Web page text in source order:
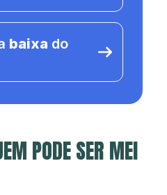
baixa do
PODE SER MEI